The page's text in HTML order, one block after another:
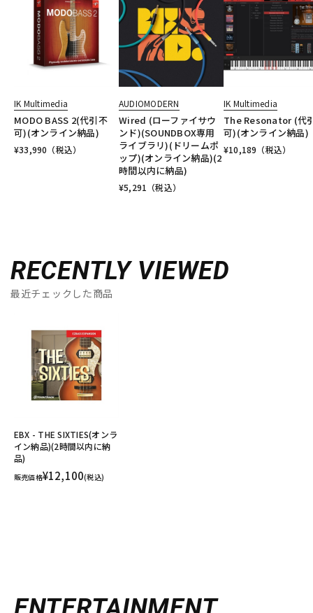
IK Multimedia
MODO BASS 2(代引不
可)(オンライン納品)
¥33,990 （税込）
AUDIOMODERN
Wired (ローファイサウ
ンド)(SOUNDBOX専用
ライブラリ)(ドリームポ
ップ)(オンライン納品)(2
時間以内に納品)
¥5,291 （税込）
IK Multimedia
The Resonator (代
可)(オンライン納品)
¥10,189 （税込）
RECENTLY VIEWED
最近チェックした商品
EBX - THE SIXTIES(オンラ
イン納品)(2時間以内に納
品)
販売価格¥12,100(税込)